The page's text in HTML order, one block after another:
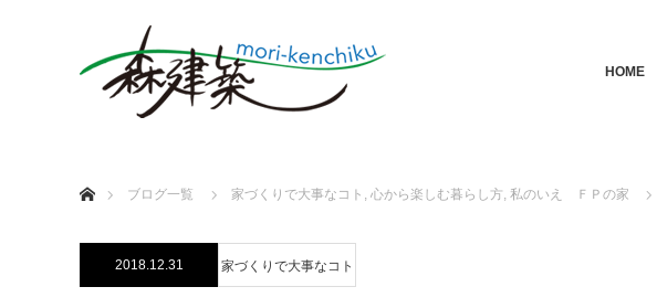
HOME
ブログ一覧
家づくりで大事なコト , 心から楽しむ暮らし方, 私のいえ ＦＰの家
2018.12.31 家づくりで大事なコト